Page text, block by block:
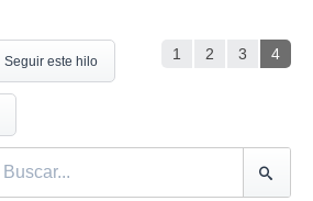
1 2 3 4
Seguir este hilo